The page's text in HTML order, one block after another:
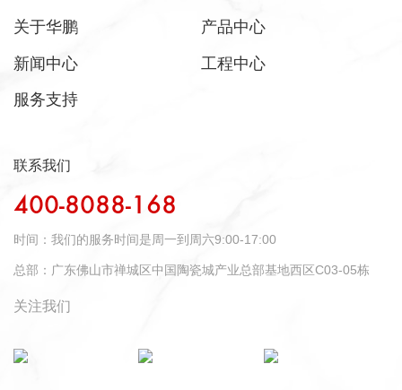
关于华鹏 产品中心
新闻中心 工程中心
服务支持
联系我们
400-8088-168
时间： 我们的服务时间是周一到周六9:00-17:00
总部： 广东佛山市禅城区中国陶瓷城产业总部基地西区C03-05栋
关注我们